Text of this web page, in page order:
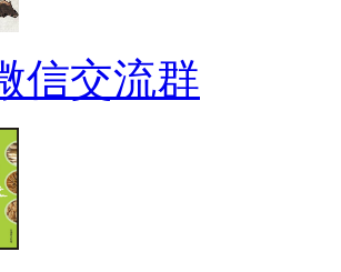
信交流群